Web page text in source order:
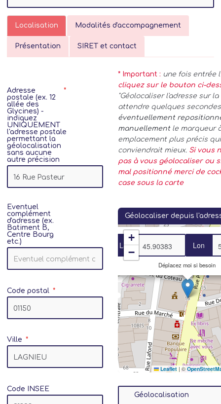
Localisation Modalités d'accompagnement
Présentation SIRET et contact
Adresse
postale (ex. 12
allée des
Glycines) -
indiquez
UNIQUEMENT
l'adresse postale
permettant la
géolocalisation
sans aucune
autre précision
Eventuel
complément
d'adresse (ex.
Batiment B,
Centre Bourg
etc.)
Code postal
Ville
Code INSEE
* Important : une fois entrée
cliquez sur le bouton ci-
"Géolocaliser l'adresse sur la
attendre quelques
éventuellement
manuellementle marqueur
emplacement plus précis
conviendrait mieux. Si vous
pas à vous géolocaliser ou
mal positionné merci de
case sous la carte
Géolocaliser depuis
Lat Lon
Déplacez moi si besoin
+
−
Leaflet | ©
Géolocalisation